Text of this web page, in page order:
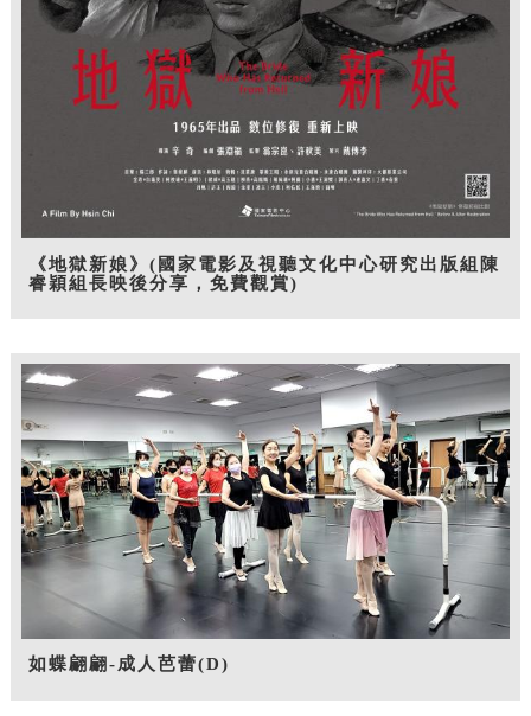
《地獄新娘》(國家電影及視聽文化中心研究出版組陳
睿穎組長映後分享，免費觀賞)
如蝶翩翩-成人芭蕾(D)